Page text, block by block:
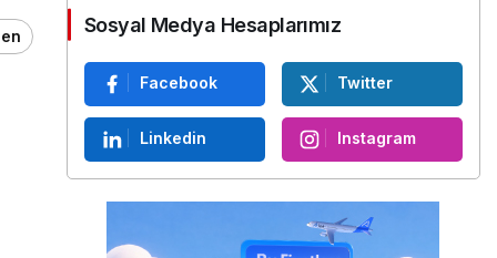
Sosyal Medya Hesaplarımız
Facebook Twitter
Linkedin Instagram